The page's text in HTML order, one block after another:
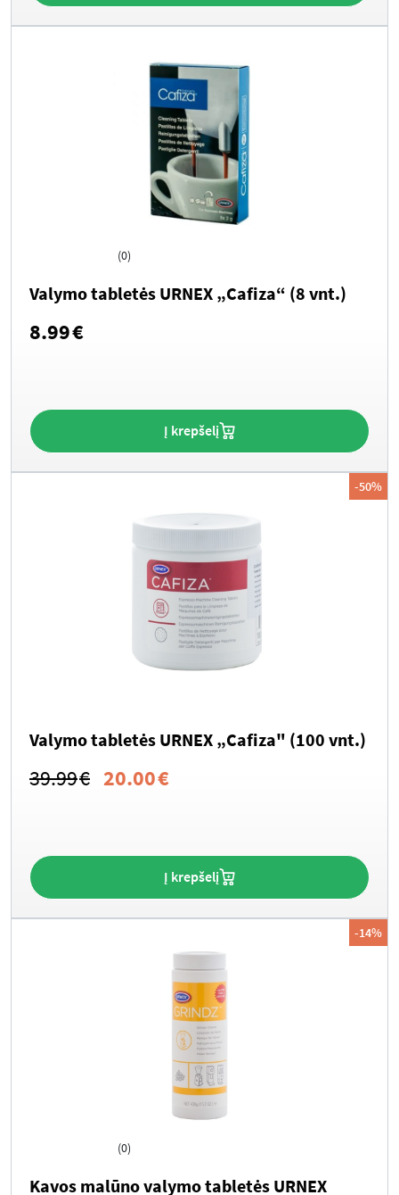
(0)
Valymo tabletės URNEX „Cafiza“ (8 vnt.)
8.99€
Į krepšelį
-50%
Valymo tabletės URNEX „Cafiza" (100 vnt.)
39.99€ Original
39.99€.
20.00€Current
20.00€.
Į krepšelį
-14%
(0)
Kavos malūno valymo tabletės URNEX